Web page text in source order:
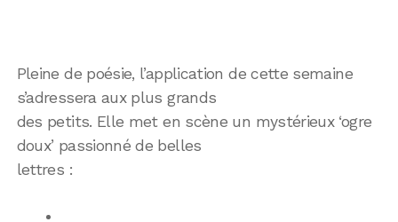
Pleine de poésie, l’application de cette semaine
s’adressera aux plus grands
des petits. Elle met en scène un mystérieux ‘ogre
doux’ passionné de belles
lettres :